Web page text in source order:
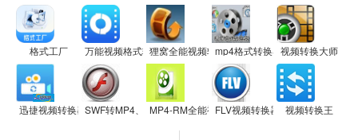
格式工厂 万能视频格式转换器狸窝全能视频转换器mp4格式转换器视频转换大师
迅捷视频转换器SWF转MP4、FLV、3GP转换器
MP4-RM全能视频转换专家
FLV视频转换器 视频转换王